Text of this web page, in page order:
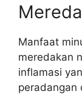
Manfaat
meredakan
inflamasi
peradangan